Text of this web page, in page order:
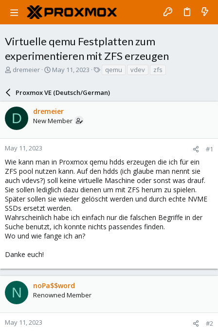
Virtuelle qemu Festplatten zum
experimentieren mit ZFS erzeugen
T
a
d
s
t
a
r
e
r
dremeier
S
r
t
d
a
e
May 11, 2023
s
qemu vdev zfs
Proxmox VE (Deutsch/German)
D dremeier
New Member
May 11, 2023 #1
Wie kann man in Proxmox qemu hdds erzeugen die ich für ein
ZFS pool nutzen kann. Auf den hdds (ich glaube man nennt sie
auch vdevs?) soll keine virtuelle Maschine oder sonst was drauf.
Sie sollen lediglich dazu dienen um mit ZFS herum zu spielen.
Später sollen sie wieder gelöscht werden und durch echte NVME
SSDs ersetzt werden.
Wahrscheinlich habe ich einfach nur die falschen Begriffe in der
Suche benutzt, ich konnte nichts passendes finden.
Wo und wie fange ich an?
Danke euch!
N noPa$$word
Renowned Member
May 11, 2023 #2